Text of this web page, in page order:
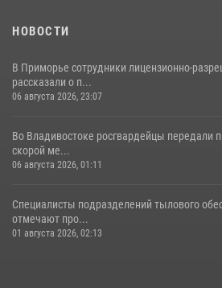
НОВОСТИ
В Приморье сотрудники лицензионно-
рассказали о п...
06 августа 2026, 23:07
Во Владивостоке росгвардейцы передали
скорой ме...
06 августа 2026, 01:11
Специалисты подразделений тылового
отмечают про...
01 августа 2026, 02:13